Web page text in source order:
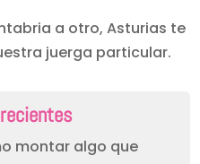
a otro, Asturias te
juerga particular.
montar algo que